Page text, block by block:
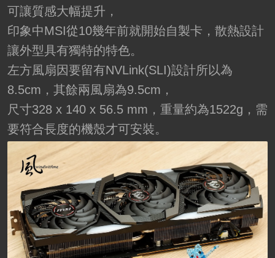
可讓質感大幅提升，
印象中MSI從10幾年前就開始自製卡，散熱設計
讓外型具有獨特的特色。
左方風扇因要留有NVLink(SLI)設計所以為
8.5cm，其餘兩風扇為9.5cm，
尺寸328 x 140 x 56.5 mm，重量約為1522g，需
要符合長度的機殼才可安裝。